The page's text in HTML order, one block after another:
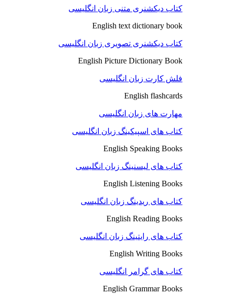
کتاب دیکشنری متنی زبان انگلیسی
English text dictionary book
کتاب دیکشنری تصویری زبان انگلیسی
English Picture Dictionary Book
فلش کارت زبان انگلیسی
English flashcards
مهارت های زبان انگلیسی
کتاب های اسپیکینگ زبان انگلیسی
English Speaking Books
کتاب های لیسنینگ زبان انگلیسی
English Listening Books
کتاب های ریدینگ زبان انگلیسی
English Reading Books
کتاب های رایتینگ زبان انگلیسی
English Writing Books
کتاب های گرامر انگلیسی
English Grammar Books